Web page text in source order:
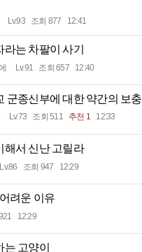
Lv.93 조회 877 12:41
라는 차팔이 사기
Lv.91 조회 657 12:40
군종신부에 대한 약간의 보충
Lv.73 조회 511 추천 1 12:33
해서 신난 고릴라
Lv.86 조회 947 12:29
려운 이유
12:29
는 고양이